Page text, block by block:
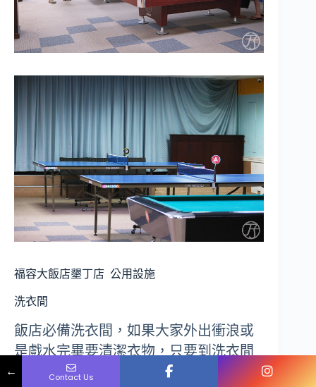
福容大飯店墾丁店 公用設施
洗衣間
飯店必備洗衣間，如果大家外出衝浪或
是戲水完畢要清潔衣物，只要到洗衣間
就可以完成洗烘，可以大大的減少行李
← Contact Us